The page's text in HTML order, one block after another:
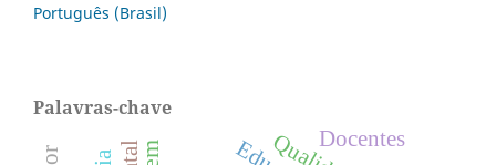
Português (Brasil)
Palavras-chave
Docentes